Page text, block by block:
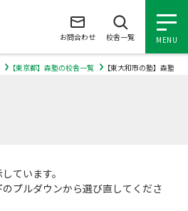
MENU
お問合わせ 校舎一覧
【東京都】森塾の校舎一覧 【東大和市の塾】森塾の
ています。
プルダウンから選び直してくださ